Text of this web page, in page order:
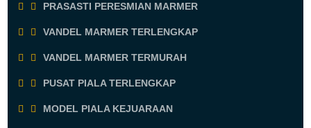
PRASASTI PERESMIAN MARMER
VANDEL MARMER TERLENGKAP
VANDEL MARMER TERMURAH
PUSAT PIALA TERLENGKAP
MODEL PIALA KEJUARAAN